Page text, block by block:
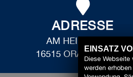
ADRESSE
AM HEIDERING 1
16515 ORANIENBURG
EINSATZ
Diese Webseite
werden